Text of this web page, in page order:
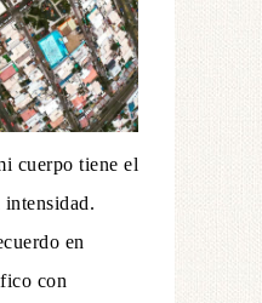
cuerpo tiene el
en
con